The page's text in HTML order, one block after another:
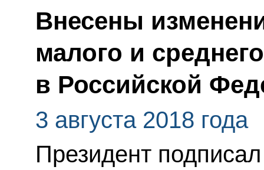
Внесены
малого и
в Российской
3 августа 2018 года
Президент